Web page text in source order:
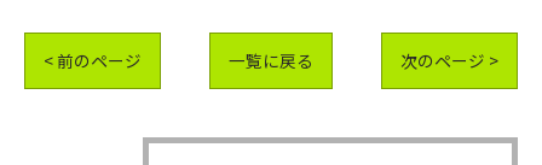
< 前のページ 一覧に戻る 次のページ >